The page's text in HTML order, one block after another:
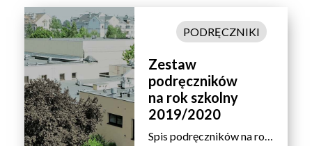
PODRĘCZNIKI
Zestaw
podręczników
na rok szkolny
2019/2020
Spis podręczników na rok szkolny 2019/2020 – według przedmiotów. Uwaga:Z zakupem podręczników do języków obcych dla uczniów klasy pierwszych, prosimy poczekać do września. Pełną informację przekażemy po sprawdzianach poziomujących z języków. Wyboru przedmiotu dokonujemy na dole arkusza.